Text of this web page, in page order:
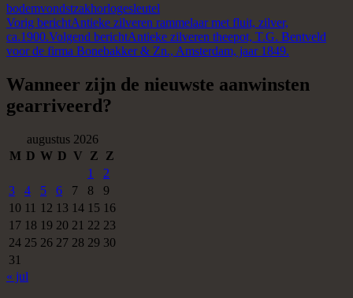
bodemvondstzakhorlogesleutel
Berichtnavigatie
Vorig berichtAntieke zilveren rammelaar met fluit, zilver,
ca.1900.Volgend berichtAntieke zilveren theepot, T.G. Bentveld
voor de firma Bonebakker & Zn., Amsterdam, jaar 1849.
Wanneer zijn de nieuwste aanwinsten
gearriveerd?
augustus 2026
M D W D V Z
Z
1
2
3
4 5 6 7 8
9
10 11 12 13 14 15 16
17 18 19 20 21 22 23
24 25 26 27 28 29 30
31
« jul